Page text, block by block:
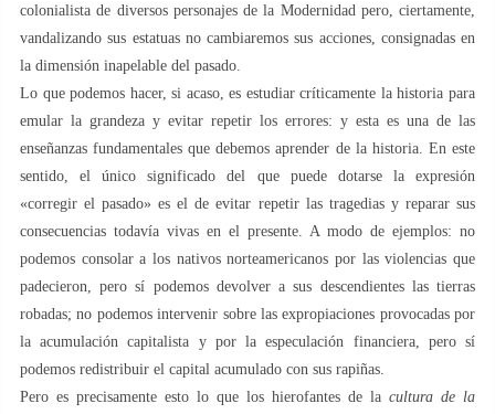
colonialista de diversos personajes de la Modernidad pero, ciertamente,
vandalizando sus estatuas no cambiaremos sus acciones, consignadas en
la dimensión inapelable del pasado.
Lo que podemos hacer, si acaso, es estudiar críticamente la historia para
emular la grandeza y evitar repetir los errores: y esta es una de las
enseñanzas fundamentales que debemos aprender de la historia. En este
sentido, el único significado del que puede dotarse la expresión
«corregir el pasado» es el de evitar repetir las tragedias y reparar sus
consecuencias todavía vivas en el presente. A modo de ejemplos: no
podemos consolar a los nativos norteamericanos por las violencias que
padecieron, pero sí podemos devolver a sus descendientes las tierras
robadas; no podemos intervenir sobre las expropiaciones provocadas por
la acumulación capitalista y por la especulación financiera, pero sí
podemos redistribuir el capital acumulado con sus rapiñas.
Pero es precisamente esto lo que los hierofantes de la cultura de la